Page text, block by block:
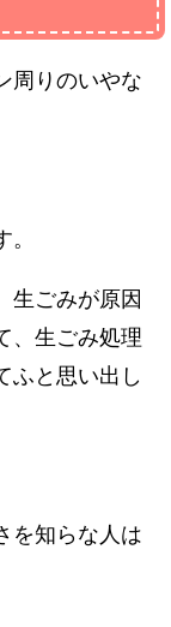
周りのいやな
生ごみが原因
、生ごみ処理
ふと思い出し
を知らな人は